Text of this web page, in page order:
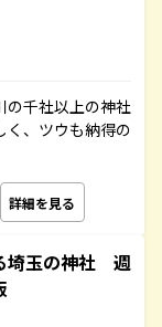
の千社以上の神社
く、ツウも納得の
詳細を見る
埼玉の神社 週